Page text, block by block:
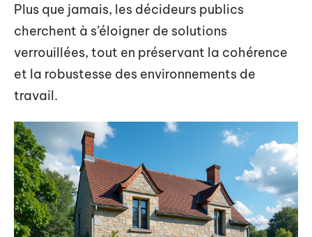
Plus que jamais, les décideurs publics
cherchent à s’éloigner de solutions
verrouillées, tout en préservant la cohérence
et la robustesse des environnements de
travail.